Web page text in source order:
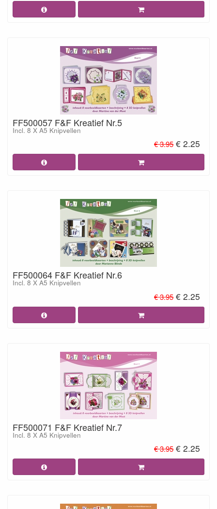
FF500057 F&F Kreatief Nr.5
Incl. 8 X A5 Knipvellen
€ 3.95 € 2.25
FF500064 F&F Kreatief Nr.6
Incl. 8 X A5 Knipvellen
€ 3.95 € 2.25
FF500071 F&F Kreatief Nr.7
Incl. 8 X A5 Knipvellen
€ 3.95 € 2.25